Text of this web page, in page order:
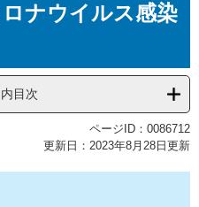
ナウイルス感染
目次
ページID：0086712
更新日：2023年8月28日更新